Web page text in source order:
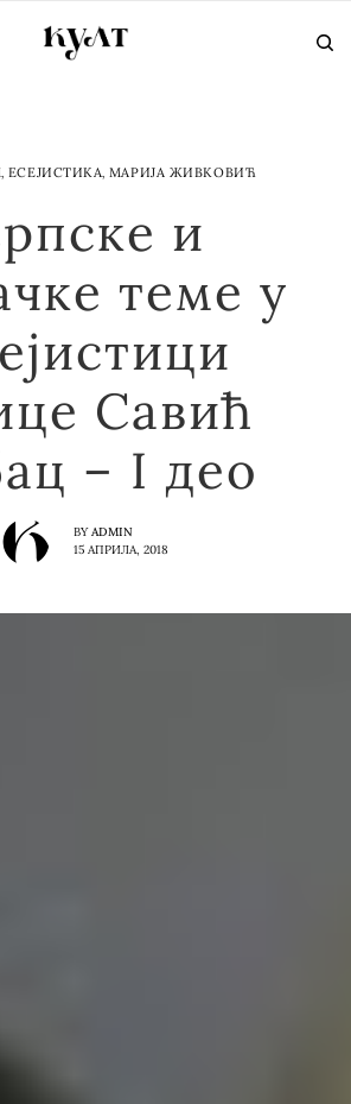
, ЕСЕЈИСТИКА, МАРИЈА ЖИВКОВИЋ
и
теме у
Савић
– I део
BY ADMIN
15 АПРИЛА, 2018